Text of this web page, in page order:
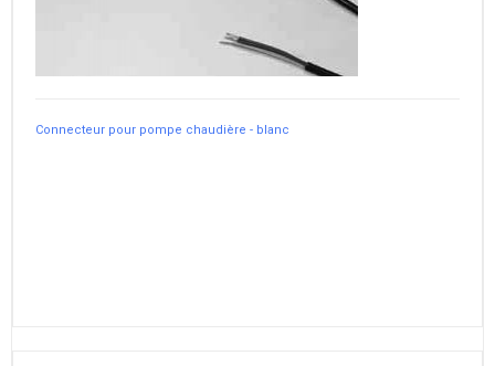
Connecteur pour pompe chaudière - blanc